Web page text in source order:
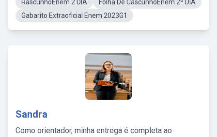
RascunhoEnem 2 DIA
Folha De CáscunhoEnem 2º DIA
Gabarito Extraoficial Enem 2023G1
Sandra
Como orientador, minha entrega é completa ao